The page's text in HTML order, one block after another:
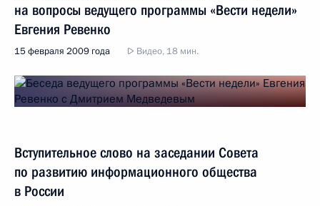
на вопросы ведущего программы «Вести недели»
Евгения Ревенко
15 февраля 2009 года Видео, 18 мин.
Вступительное слово на заседании Совета
по развитию информационного общества
в России